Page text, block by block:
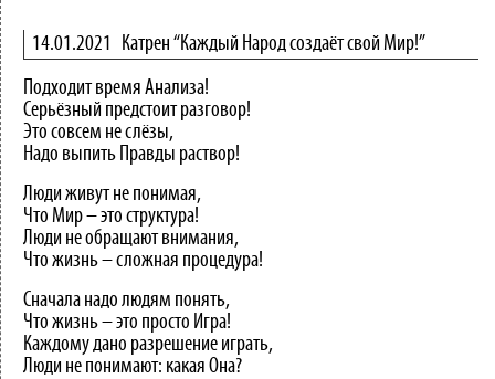
14.01.2021 Катрен “Каждый Народ создаёт свой Мир!”
Подходит время Анализа!
Серьёзный предстоит разговор!
Это совсем не слёзы,
Надо выпить Правды раствор!
Люди живут не понимая,
Что Мир – это структура!
Люди не обращают внимания,
Что жизнь – сложная процедура!
Сначала надо людям понять,
Что жизнь – это просто Игра!
Каждому дано разрешение играть,
Люди не понимают: какая Она?